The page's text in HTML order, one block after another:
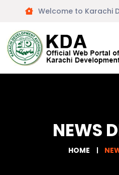
Welcome to Karachi
NEWS
HOME